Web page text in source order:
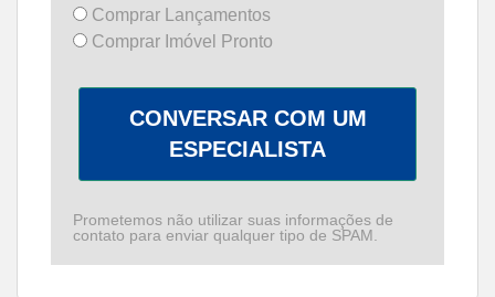
Comprar Lançamentos
Comprar Imóvel Pronto
CONVERSAR COM UM
ESPECIALISTA
Prometemos não utilizar suas informações de
contato para enviar qualquer tipo de SPAM.